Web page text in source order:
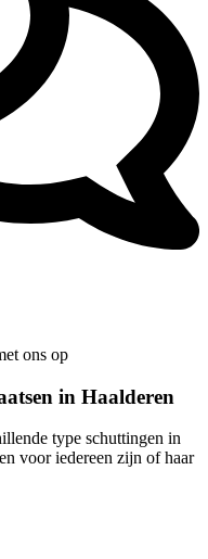
ons op
in Haalderen
type schuttingen in
voor iedereen zijn of haar